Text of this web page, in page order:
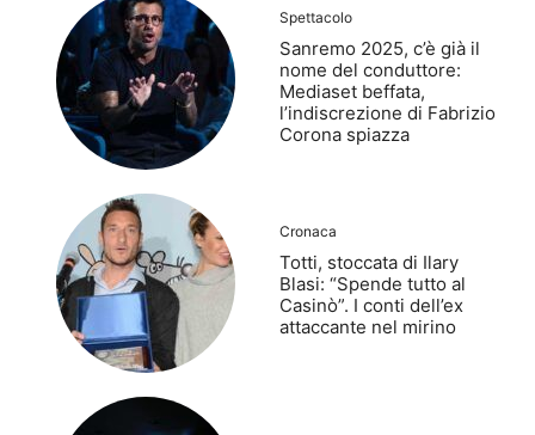
Spettacolo
Sanremo 2025, c’è già il
nome del conduttore:
Mediaset beffata,
l’indiscrezione di Fabrizio
Corona spiazza
Cronaca
Totti, stoccata di Ilary
Blasi: “Spende tutto al
Casinò”. I conti dell’ex
attaccante nel mirino